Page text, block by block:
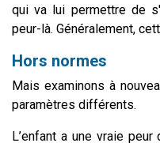
qui va lui permettre de
peur-là. Généralement,
Hors normes
Mais examinons à
paramètres différents.
L’enfant a une vraie